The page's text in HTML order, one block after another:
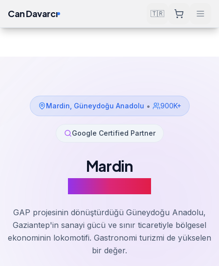
Can Davarcı 🇹🇷
Mardin Güneydoğu Anadolu • 900K+
Google Certified Partner
Mardin
GAP projesinin dönüştürdüğü Güneydoğu Anadolu,
Gaziantep'in sanayi gücü ve sınır ticaretiyle bölgesel
ekonominin lokomotifi. Gastronomi turizmi de yükselen
bir değer.